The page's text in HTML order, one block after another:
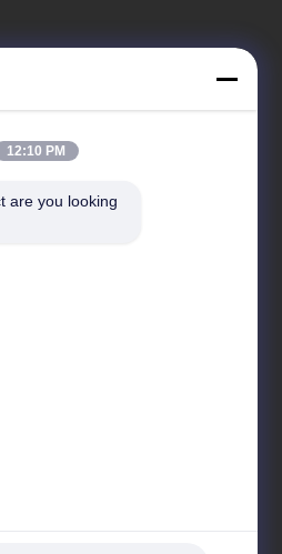
12:10 PM
are you looking